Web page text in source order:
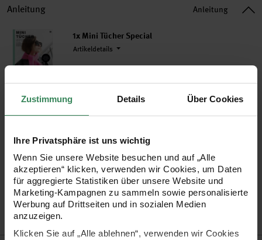
Zustimmung Details Über Cookies
Ihre Privatsphäre ist uns wichtig
Wenn Sie unsere Website besuchen und auf „Alle
akzeptieren“ klicken, verwenden wir Cookies, um Daten
für aggregierte Statistiken über unsere Website und
Marketing-Kampagnen zu sammeln sowie personalisierte
Werbung auf Drittseiten und in sozialen Medien
anzuzeigen.
Klicken Sie auf „Alle ablehnen“, verwenden wir Cookies
Anleitung Anleitung
1x Mini Tücher Special
Artikeldetails
29,99 €*
Versand­kosten­frei
ab 34,99 €
Kauf auf Rechnung
Kosten­lose Filial­
rückgabe